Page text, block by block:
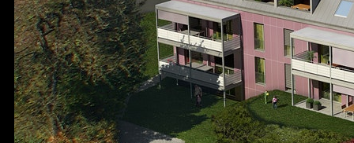
Galerie: Wohnbauten
Galerie: Gewerbebauten
Galerie: Luftbilder
Galerie: 360° Panos
Klicken Sie auf ein Bild um die Galerie zu